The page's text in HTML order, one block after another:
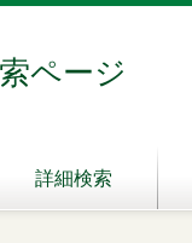
ページ
詳細検索